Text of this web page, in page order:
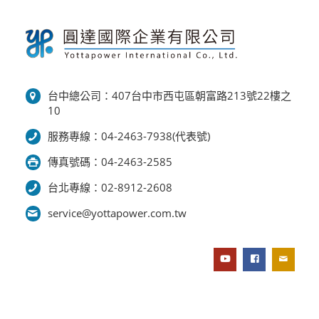
台中總公司：407台中市西屯區朝富路213號22樓之
10
服務專線：04-2463-7938(代表號)
傳真號碼：04-2463-2585
台北專線：02-8912-2608
service@yottapower.com.tw